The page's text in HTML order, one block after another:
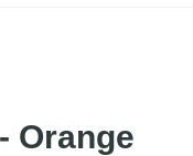
Orange